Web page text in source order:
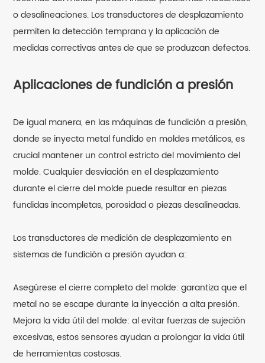
o desalineaciones. Los transductores de desplazamiento
permiten la detección temprana y la aplicación de
medidas correctivas antes de que se produzcan defectos.
Aplicaciones de fundición a presión
De igual manera, en las máquinas de fundición a presión,
donde se inyecta metal fundido en moldes metálicos, es
crucial mantener un control estricto del movimiento del
molde. Cualquier desviación en el desplazamiento
durante el cierre del molde puede resultar en piezas
fundidas incompletas, porosidad o piezas desalineadas.
Los transductores de medición de desplazamiento en
sistemas de fundición a presión ayudan a:
Asegúrese el cierre completo del molde: garantiza que el
metal no se escape durante la inyección a alta presión.
Mejora la vida útil del molde: al evitar fuerzas de sujeción
excesivas, estos sensores ayudan a prolongar la vida útil
de herramientas costosas.